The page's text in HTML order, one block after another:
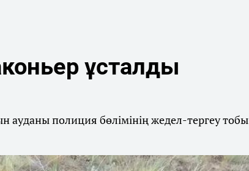
ұсталды
ауданы полиция бөлімінің жедел-тергеу тобы